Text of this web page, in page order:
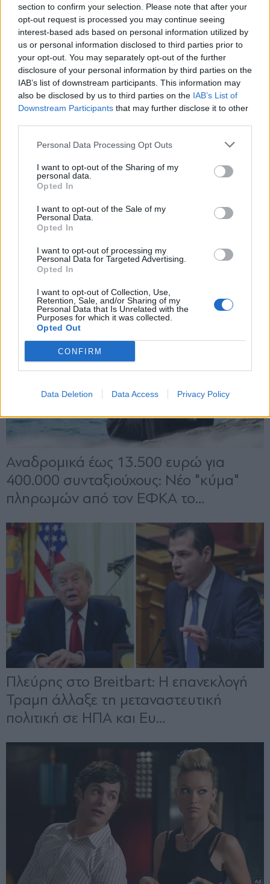
section to confirm your selection. Please note that after your
opt-out request is processed you may continue seeing
interest-based ads based on personal information utilized by
us or personal information disclosed to third parties prior to
your opt-out. You may separately opt-out of the further
disclosure of your personal information by third parties on the
IAB’s list of downstream participants. This information may
also be disclosed by us to third parties on the IAB’s List of
Downstream Participants that may further disclose it to other
Personal Data Processing Opt Outs
I want to opt-out of the Sharing of my
personal data.
Opted In
I want to opt-out of the Sale of my
Personal Data.
Opted In
I want to opt-out of processing my
Personal Data for Targeted Advertising.
Opted In
I want to opt-out of Collection, Use,
Retention, Sale, and/or Sharing of my
Personal Data that Is Unrelated with the
Purposes for which it was collected.
Opted Out
CONFIRM
Data Deletion Data Access Privacy Policy
Εγγραφή στο newsletter
Αποδέχομαι τους
και την πολιτική απορρήτου
X